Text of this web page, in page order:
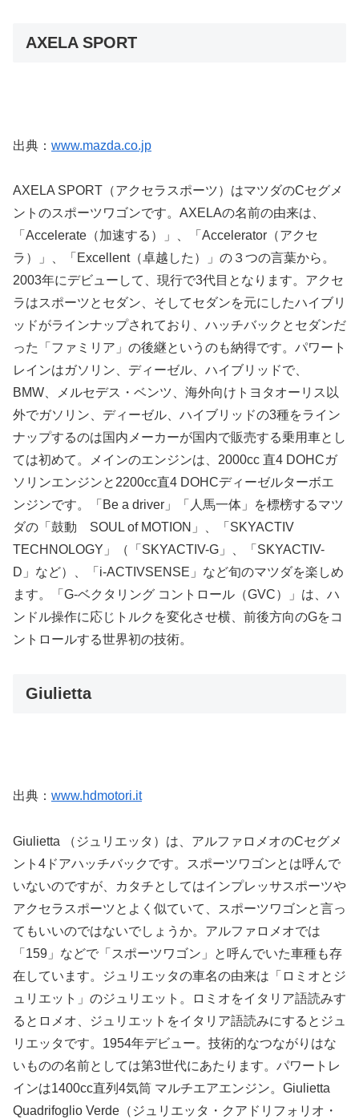
AXELA SPORT
出典： www.mazda.co.jp
AXELA SPORT（アクセラスポーツ）はマツダのCセグメ
ントのスポーツワゴンです。AXELAの名前の由来は、
「Accelerate（加速する）」、「Accelerator（アクセ
ラ）」、「Excellent（卓越した）」の３つの言葉から。
2003年にデビューして、現行で3代目となります。アクセ
ラはスポーツとセダン、そしてセダンを元にしたハイブリ
ッドがラインナップされており、ハッチバックとセダンだ
った「ファミリア」の後継というのも納得です。パワート
レインはガソリン、ディーゼル、ハイブリッドで、
BMW、メルセデス・ベンツ、海外向けトヨタオーリス以
外でガソリン、ディーゼル、ハイブリッドの3種をライン
ナップするのは国内メーカーが国内で販売する乗用車とし
ては初めて。メインのエンジンは、2000cc 直4 DOHCガ
ソリンエンジンと2200cc直4 DOHCディーゼルターボエ
ンジンです。「Be a driver」「人馬一体」を標榜するマツ
ダの「鼓動 SOUL of MOTION」、「SKYACTIV
TECHNOLOGY」（「SKYACTIV-G」、「SKYACTIV-
D」など）、「i-ACTIVSENSE」など旬のマツダを楽しめ
ます。「G-ベクタリング コントロール（GVC）」は、ハ
ンドル操作に応じトルクを変化させ横、前後方向のGをコ
ントロールする世界初の技術。
Giulietta
出典： www.hdmotori.it
Giulietta （ジュリエッタ）は、アルファロメオのCセグメ
ント4ドアハッチバックです。スポーツワゴンとは呼んで
いないのですが、カタチとしてはインプレッサスポーツや
アクセラスポーツとよく似ていて、スポーツワゴンと言っ
てもいいのではないでしょうか。アルファロメオでは
「159」などで「スポーツワゴン」と呼んでいた車種も存
在しています。ジュリエッタの車名の由来は「ロミオとジ
ュリエット」のジュリエット。ロミオをイタリア語読みす
るとロメオ、ジュリエットをイタリア語読みにするとジュ
リエッタです。1954年デビュー。技術的なつながりはな
いものの名前としては第3世代にあたります。パワートレ
インは1400cc直列4気筒 マルチエアエンジン。Giulietta
Quadrifoglio Verde（ジュリエッタ・クアドリフォリオ・